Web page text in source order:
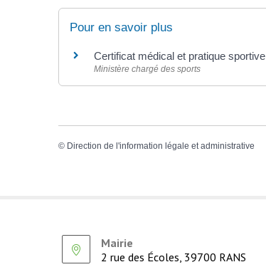
Pour en savoir plus
Certificat médical et pratique sportive
Ministère chargé des sports
© Direction de l'information légale et administrative
Mairie
2 rue des Écoles, 39700 RANS